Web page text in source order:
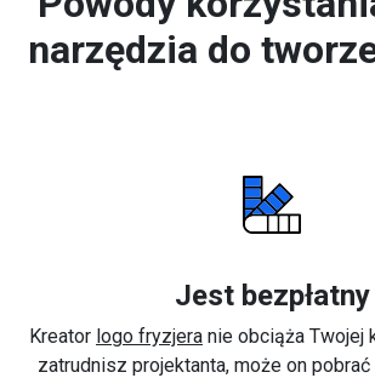
narzędzia do
Jest bezpłatny
Kreator logo fryzjera nie obciąża Twojej
zatrudnisz projektanta, może on